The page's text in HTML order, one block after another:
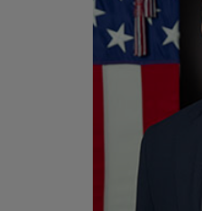
FORMATION/
INDUSTRIES
ARMÉES